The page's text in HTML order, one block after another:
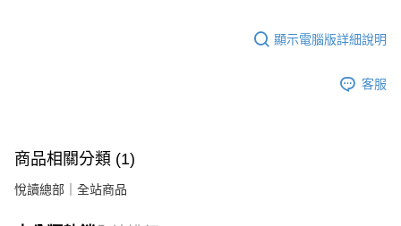
顯示電腦版詳細說明
客服
商品相關分類 (1)
悅讀總部｜全站商品